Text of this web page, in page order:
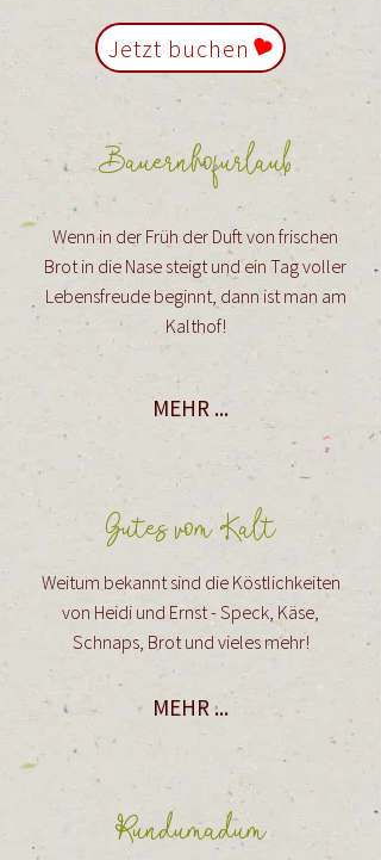
Jetzt buchen
Bauernhofurlaub
Wenn in der Früh der Duft von frischen
Brot in die Nase steigt und ein Tag voller
Lebensfreude beginnt, dann ist man am
Kalthof!
MEHR ...
Gutes vom Kalt
Weitum bekannt sind die Köstlichkeiten
von Heidi und Ernst - Speck, Käse,
Schnaps, Brot und vieles mehr!
MEHR ...
Rundumadum